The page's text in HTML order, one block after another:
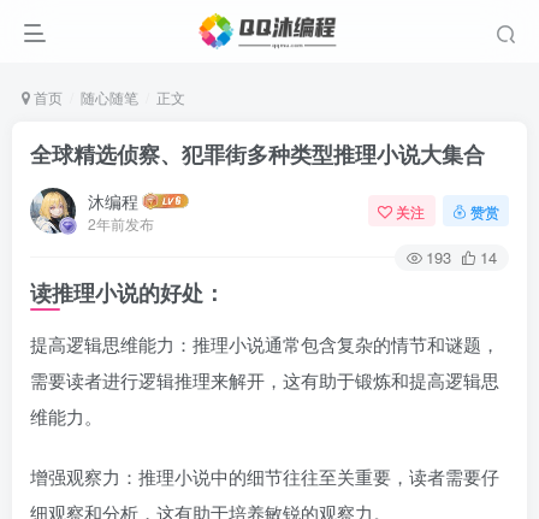
首页 随心随笔 正文
全球精选侦察、犯罪街多种类型推理小说大集合
沐编程
2年前发布
关注 赞赏
193 14
读推理小说的好处：
提高逻辑思维能力：推理小说通常包含复杂的情节和谜题，
需要读者进行逻辑推理来解开，这有助于锻炼和提高逻辑思
维能力。
增强观察力：推理小说中的细节往往至关重要，读者需要仔
细观察和分析，这有助于培养敏锐的观察力。